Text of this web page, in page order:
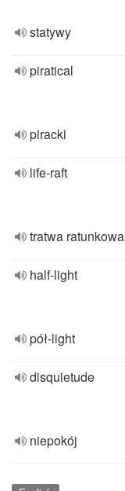
statywy
piratical
piracki
life-raft
tratwa ratunkowa
half-light
pół-light
disquietude
niepokój